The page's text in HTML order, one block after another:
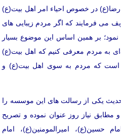
در خصوص احیاء امر اهل بیت(ع)
فرمایند که اگر مردم زیبایی های
نمود؛ بر همین اساس این موضوع بسیار
به مردم معرفی کنیم که اهل بیت(ع)
است که مردم به سوی اهل بیت(ع) و
یکی از رسالت های این موسسه را
نیاز روز عنوان نموده و تصریح
حسین(ع)، امیرالمومنین(ع)، امام